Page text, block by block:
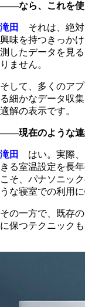
――なら、これを使
滝田
それは、絶対
興味を持つきっか
測したデータを見
りません。
そして、多くのア
る細かなデータ収
適解の表示です。
――現在のような連
滝田
はい。実際、
きる室温設定を長
こそ、パナソニッ
うな寝室での利用
その一方で、既存
に保つテクニックも